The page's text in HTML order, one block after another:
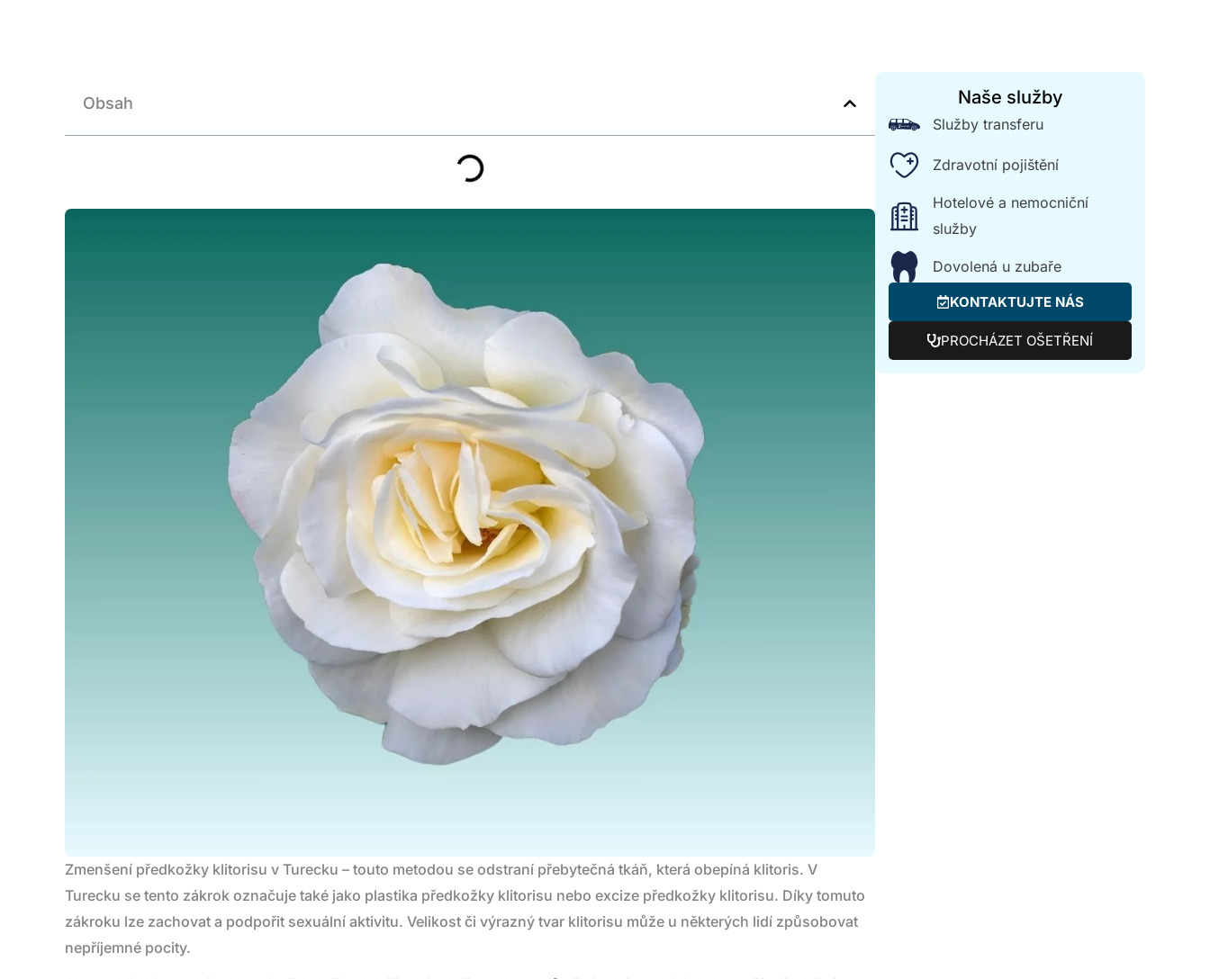
Obsah
Zmenšení předkožky klitorisu v Turecku – touto metodou se odstraní přebytečná tkáň, která obepíná klitoris. V
Turecku se tento zákrok označuje také jako plastika předkožky klitorisu nebo excize předkožky klitorisu. Díky tomuto
zákroku lze zachovat a podpořit sexuální aktivitu. Velikost či výrazný tvar klitorisu může u některých lidí způsobovat
nepříjemné pocity.
Naše služby
Služby transferu
Zdravotní pojištění
Hotelové a nemocniční
služby
Dovolená u zubaře
KONTAKTUJTE NÁS
PROCHÁZET OŠETŘENÍ